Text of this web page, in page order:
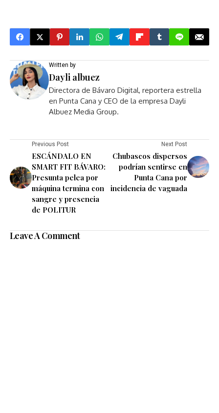
Written by
Dayli albuez
Directora de Bávaro Digital, reportera estrella
en Punta Cana y CEO de la empresa Dayli
Albuez Media Group.
Previous Post
ESCÁNDALO EN
SMART FIT BÁVARO:
Presunta pelea por
máquina termina con
sangre y presencia
de POLITUR
Next Post
Chubascos dispersos
podrían sentirse en
Punta Cana por
incidencia de vaguada
Leave A Comment